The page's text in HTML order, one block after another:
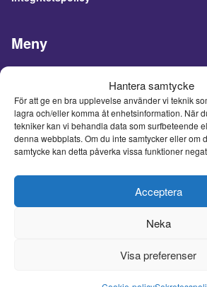
Hantera samtycke
För att ge en bra upplevelse använder vi teknik
lagra och/eller komma åt enhetsinformation. När
tekniker kan vi behandla data som surfbeteende
denna webbplats. Om du inte samtycker eller om
samtycke kan detta påverka vissa funktioner
Acceptera
Neka
Visa preferenser
Meny
Live Expo arrangerar mässor, möten,
på den skandinaviska marknaden.
Göteborg. Vi matchar människor och
affärer, nätverka och inspireras av
startats av Sveriges mest erfarna
och events, som lanserat över hundra nya
ett fulladdat innehåll inspirerar, utvecklar